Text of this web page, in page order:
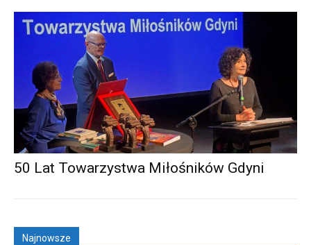
50 Lat Towarzystwa Miłośników Gdyni
Najnowsze